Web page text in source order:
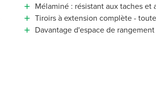
Mélaminé : résistant aux taches et
Tiroirs à extension complète -
Davantage d'espace de